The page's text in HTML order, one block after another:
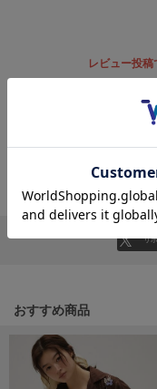
GELATO PIQUE CAT&DOG
ジェラート ピケ キャットア
ジェラート ピケ スリープ
Henon.
へノン
レビュー投稿
レビューはマイペ
返品・キャンセルにつ
リ
おすすめ商品